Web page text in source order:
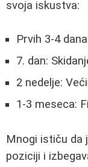
svoja iskustva:
Prvih 3-4
7. dan:
2 nedelje:
1-3 meseca:
Mnogi ističu da
poziciji i